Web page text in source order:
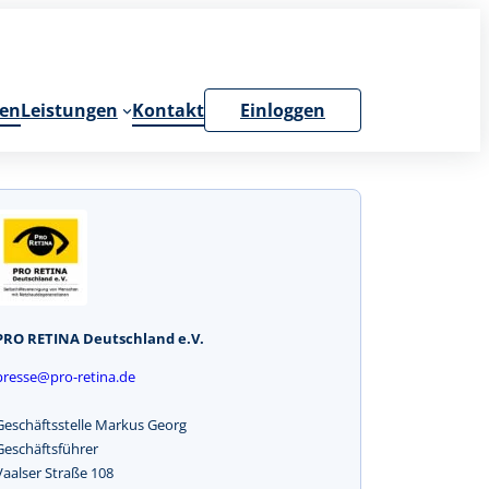
Leistungen Kontakt Einloggen
RETINA Deutschland e.V.
retina.de
Markus Georg
Straße 108